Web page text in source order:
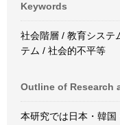
Keywords
社会階層 / 教育システ
テム / 社会的不平等
Outline of Research
本研究では日本・韓